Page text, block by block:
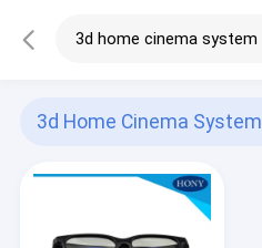
3d Home Cinema System